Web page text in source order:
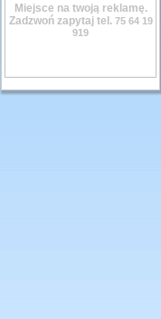
Miejsce na twoją reklamę.
Zadzwoń zapytaj tel. 75 64 19
919